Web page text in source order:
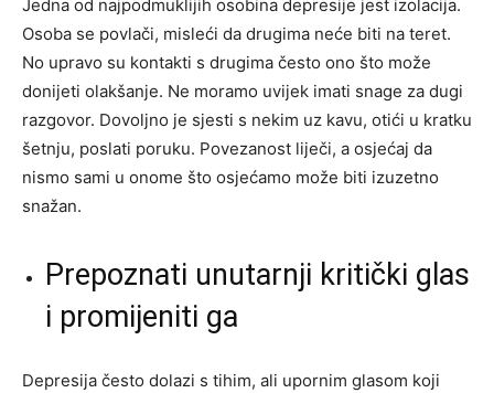
Jedna od najpodmuklijih osobina depresije jest izolacija.
Osoba se povlači, misleći da drugima neće biti na teret.
No upravo su kontakti s drugima često ono što može
donijeti olakšanje. Ne moramo uvijek imati snage za dugi
razgovor. Dovoljno je sjesti s nekim uz kavu, otići u kratku
šetnju, poslati poruku. Povezanost liječi, a osjećaj da
nismo sami u onome što osjećamo može biti izuzetno
snažan.
Prepoznati unutarnji kritički glas
i promijeniti ga
Depresija često dolazi s tihim, ali upornim glasom koji